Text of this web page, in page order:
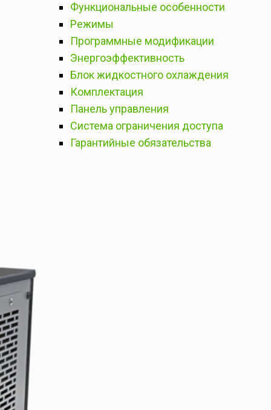
Функциональные особенности
Режимы
Программные модификации
Энергоэффективность
Блок жидкостного охлаждения
Комплектация
Панель управления
Система ограничения доступа
Гарантийные обязательства